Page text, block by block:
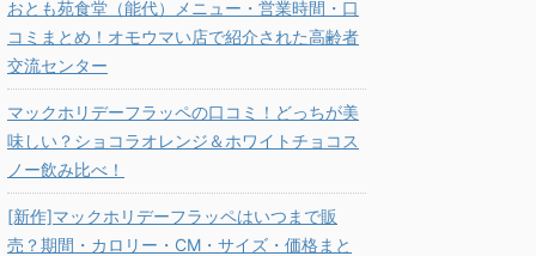
おとも苑食堂（能代）メニュー・営業時間・口
コミまとめ！オモウマい店で紹介された高齢者
交流センター
マックホリデーフラッペの口コミ！どっちが美
味しい？ショコラオレンジ＆ホワイトチョコス
ノー飲み比べ！
[新作]マックホリデーフラッペはいつまで販
売？期間・カロリー・CM・サイズ・価格まと